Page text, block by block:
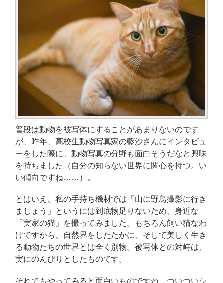
普段は動物を被写体にすることがあまりないのです
が、昨年、高校生動物写真家の藍沙さんにインタビュ
ーをした際に、動物写真の分野も面白そうだなと興味
を持ちました（自分の知らない世界に関心を持つ。い
い傾向ですね……）。
とはいえ、私の手持ち機材では「山に野鳥撮影に行き
ましょう」というには到底物足りないため、身近な
「実家の猫」を撮ってみました。もちろん飼い猫なわ
けですから、自然界をしたたかに、そして美しく生き
る動物たちの世界とは全く別物。被写体との対峙は、
実にのんびりとしたものです。
それでもやってみると面白いものですね。ついついシ